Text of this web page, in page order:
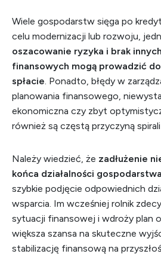
Wiele gospodarstw sięga po
celu modernizacji lub rozwoju,
oszacowanie ryzyka i brak
finansowych mogą prowadzić
spłacie. Ponadto, błędy w
planowania finansowego,
ekonomiczna czy zbyt
również są częstą przyczyną spirali
Należy wiedzieć, że zadłużenie
końca działalności gospodarstwa
szybkie podjęcie odpowiednich
wsparcia. Im wcześniej rolnik
sytuacji finansowej i wdroży plan
większa szansa na skuteczne
stabilizację finansową na